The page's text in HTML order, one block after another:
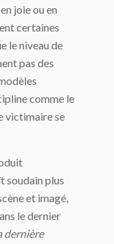
joie ou en
certaines
le niveau de
pas des
comme le
victimaire se
soudain plus
et imagé,
le dernier
dernière